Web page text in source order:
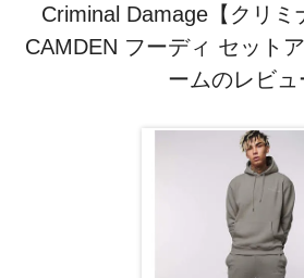
Criminal Damage【クリミ
CAMDEN フーディ セット
ームのレビュ